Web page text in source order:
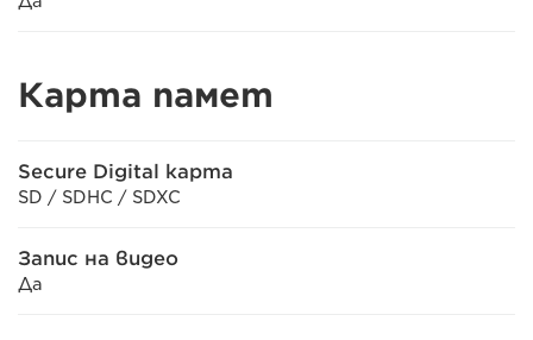
Карта памет
Secure Digital карта
SD / SDHC / SDXC
Запис на видео
Да